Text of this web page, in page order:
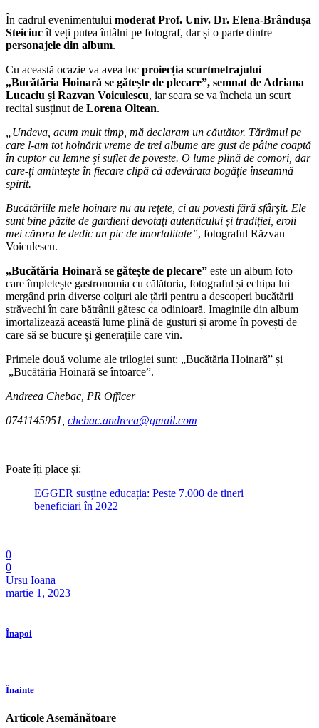
În cadrul evenimentului moderat Prof. Univ. Dr. Elena-Brândușa
Steiciucîl veți putea întâlni pe fotograf, dar și o parte dintre
personajele din album.
Cu această ocazie va avea loc proiecția scurtmetrajului
„Bucătăria Hoinară se gătește de plecare”, semnat de Adriana
Lucaciu și Razvan Voiculescu, iar seara se va încheia un scurt
recital susținut de Lorena Oltean.
„Undeva, acum mult timp, mă declaram un căutător. Tărâmul pe
care l-am tot hoinărit vreme de trei albume are gust de pâine coaptă
în cuptor cu lemne și suflet de poveste. O lume plină de comori, dar
care-ți amintește în fiecare clipă că adevărata bogăție înseamnă
spirit.
Bucătăriile mele hoinare nu au rețete , ci au povesti fără sfârșit. Ele
sunt bine păzite de gardieni devotați autenticului și tradiției, eroii
mei cărora le dedic un pic de imortalitate”, fotograful Răzvan
Voiculescu.
„Bucătăria Hoinară se gătește de plecare” este un album foto
care împletește gastronomia cu călătoria, fotograful și echipa lui
mergând prin diverse colțuri ale țării pentru a descoperi bucătării
străvechi în care bătrânii gătesc ca odinioară. Imaginile din album
imortalizează această lume plină de gusturi și arome în povești de
care să se bucure și generațiile care vin.
Primele două volume ale trilogiei sunt: „Bucătăria Hoinară” și
„Bucătăria Hoinară se întoarce”.
Andreea Chebac, PR Officer
0741145951, chebac.andreea@gmail.com
Poate îți place și:
EGGER susține educația: Peste 7.000 de tineri
beneficiari în 2022
0
0
Ursu Ioana
martie 1, 2023
Înapoi
Înainte
Articole Asemănătoare